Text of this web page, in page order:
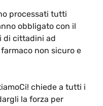
processati tutti
obbligato con il
di cittadini ad
non sicuro e
chiede a tutti i
la forza per